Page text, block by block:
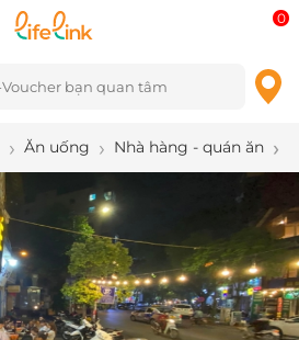
0
Ăn uống Nhà hàng - quán ăn